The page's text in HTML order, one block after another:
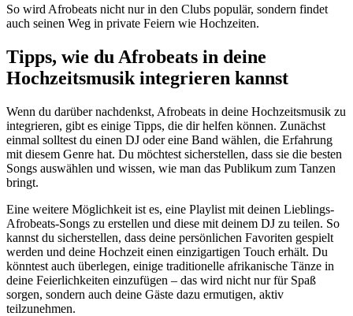
So wird Afrobeats nicht nur in den Clubs populär, sondern findet
auch seinen Weg in private Feiern wie Hochzeiten.
Tipps, wie du Afrobeats in deine
Hochzeitsmusik integrieren kannst
Wenn du darüber nachdenkst, Afrobeats in deine Hochzeitsmusik zu
integrieren, gibt es einige Tipps, die dir helfen können. Zunächst
einmal solltest du einen DJ oder eine Band wählen, die Erfahrung
mit diesem Genre hat. Du möchtest sicherstellen, dass sie die besten
Songs auswählen und wissen, wie man das Publikum zum Tanzen
bringt.
Eine weitere Möglichkeit ist es, eine Playlist mit deinen Lieblings-
Afrobeats-Songs zu erstellen und diese mit deinem DJ zu teilen. So
kannst du sicherstellen, dass deine persönlichen Favoriten gespielt
werden und deine Hochzeit einen einzigartigen Touch erhält. Du
könntest auch überlegen, einige traditionelle afrikanische Tänze in
deine Feierlichkeiten einzufügen – das wird nicht nur für Spaß
sorgen, sondern auch deine Gäste dazu ermutigen, aktiv
teilzunehmen.